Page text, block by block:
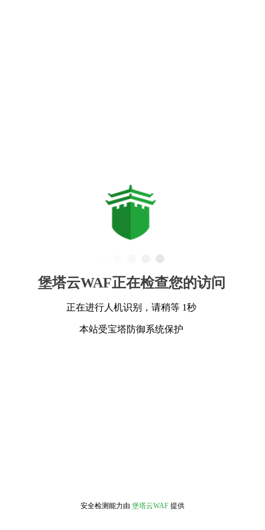
堡塔云WAF正在检查您的访问
正在进行人机识别，请稍等 1秒
本站受宝塔防御系统保护
安全检测能力由 堡塔云WAF 提供